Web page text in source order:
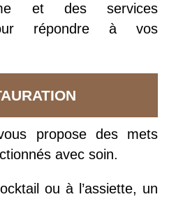
et des services
répondre à vos
propose des mets
avec soin.
ou à l’assiette, un